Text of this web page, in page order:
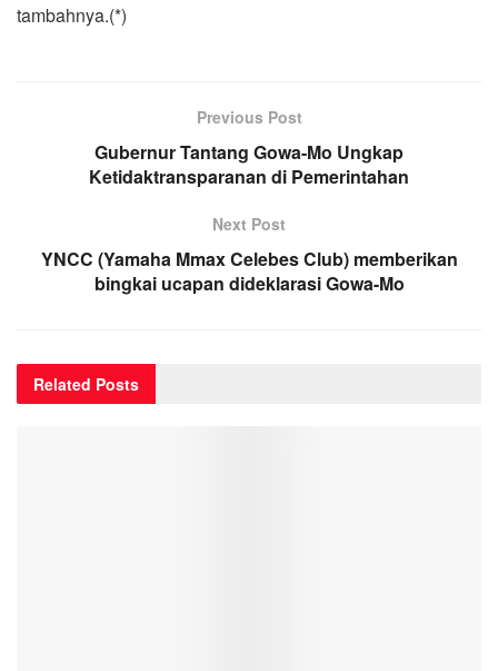
tambahnya.(*)
Previous Post
Gubernur Tantang Gowa-Mo Ungkap
Ketidaktransparanan di Pemerintahan
Next Post
YNCC (Yamaha Mmax Celebes Club) memberikan
bingkai ucapan dideklarasi Gowa-Mo
Related Posts